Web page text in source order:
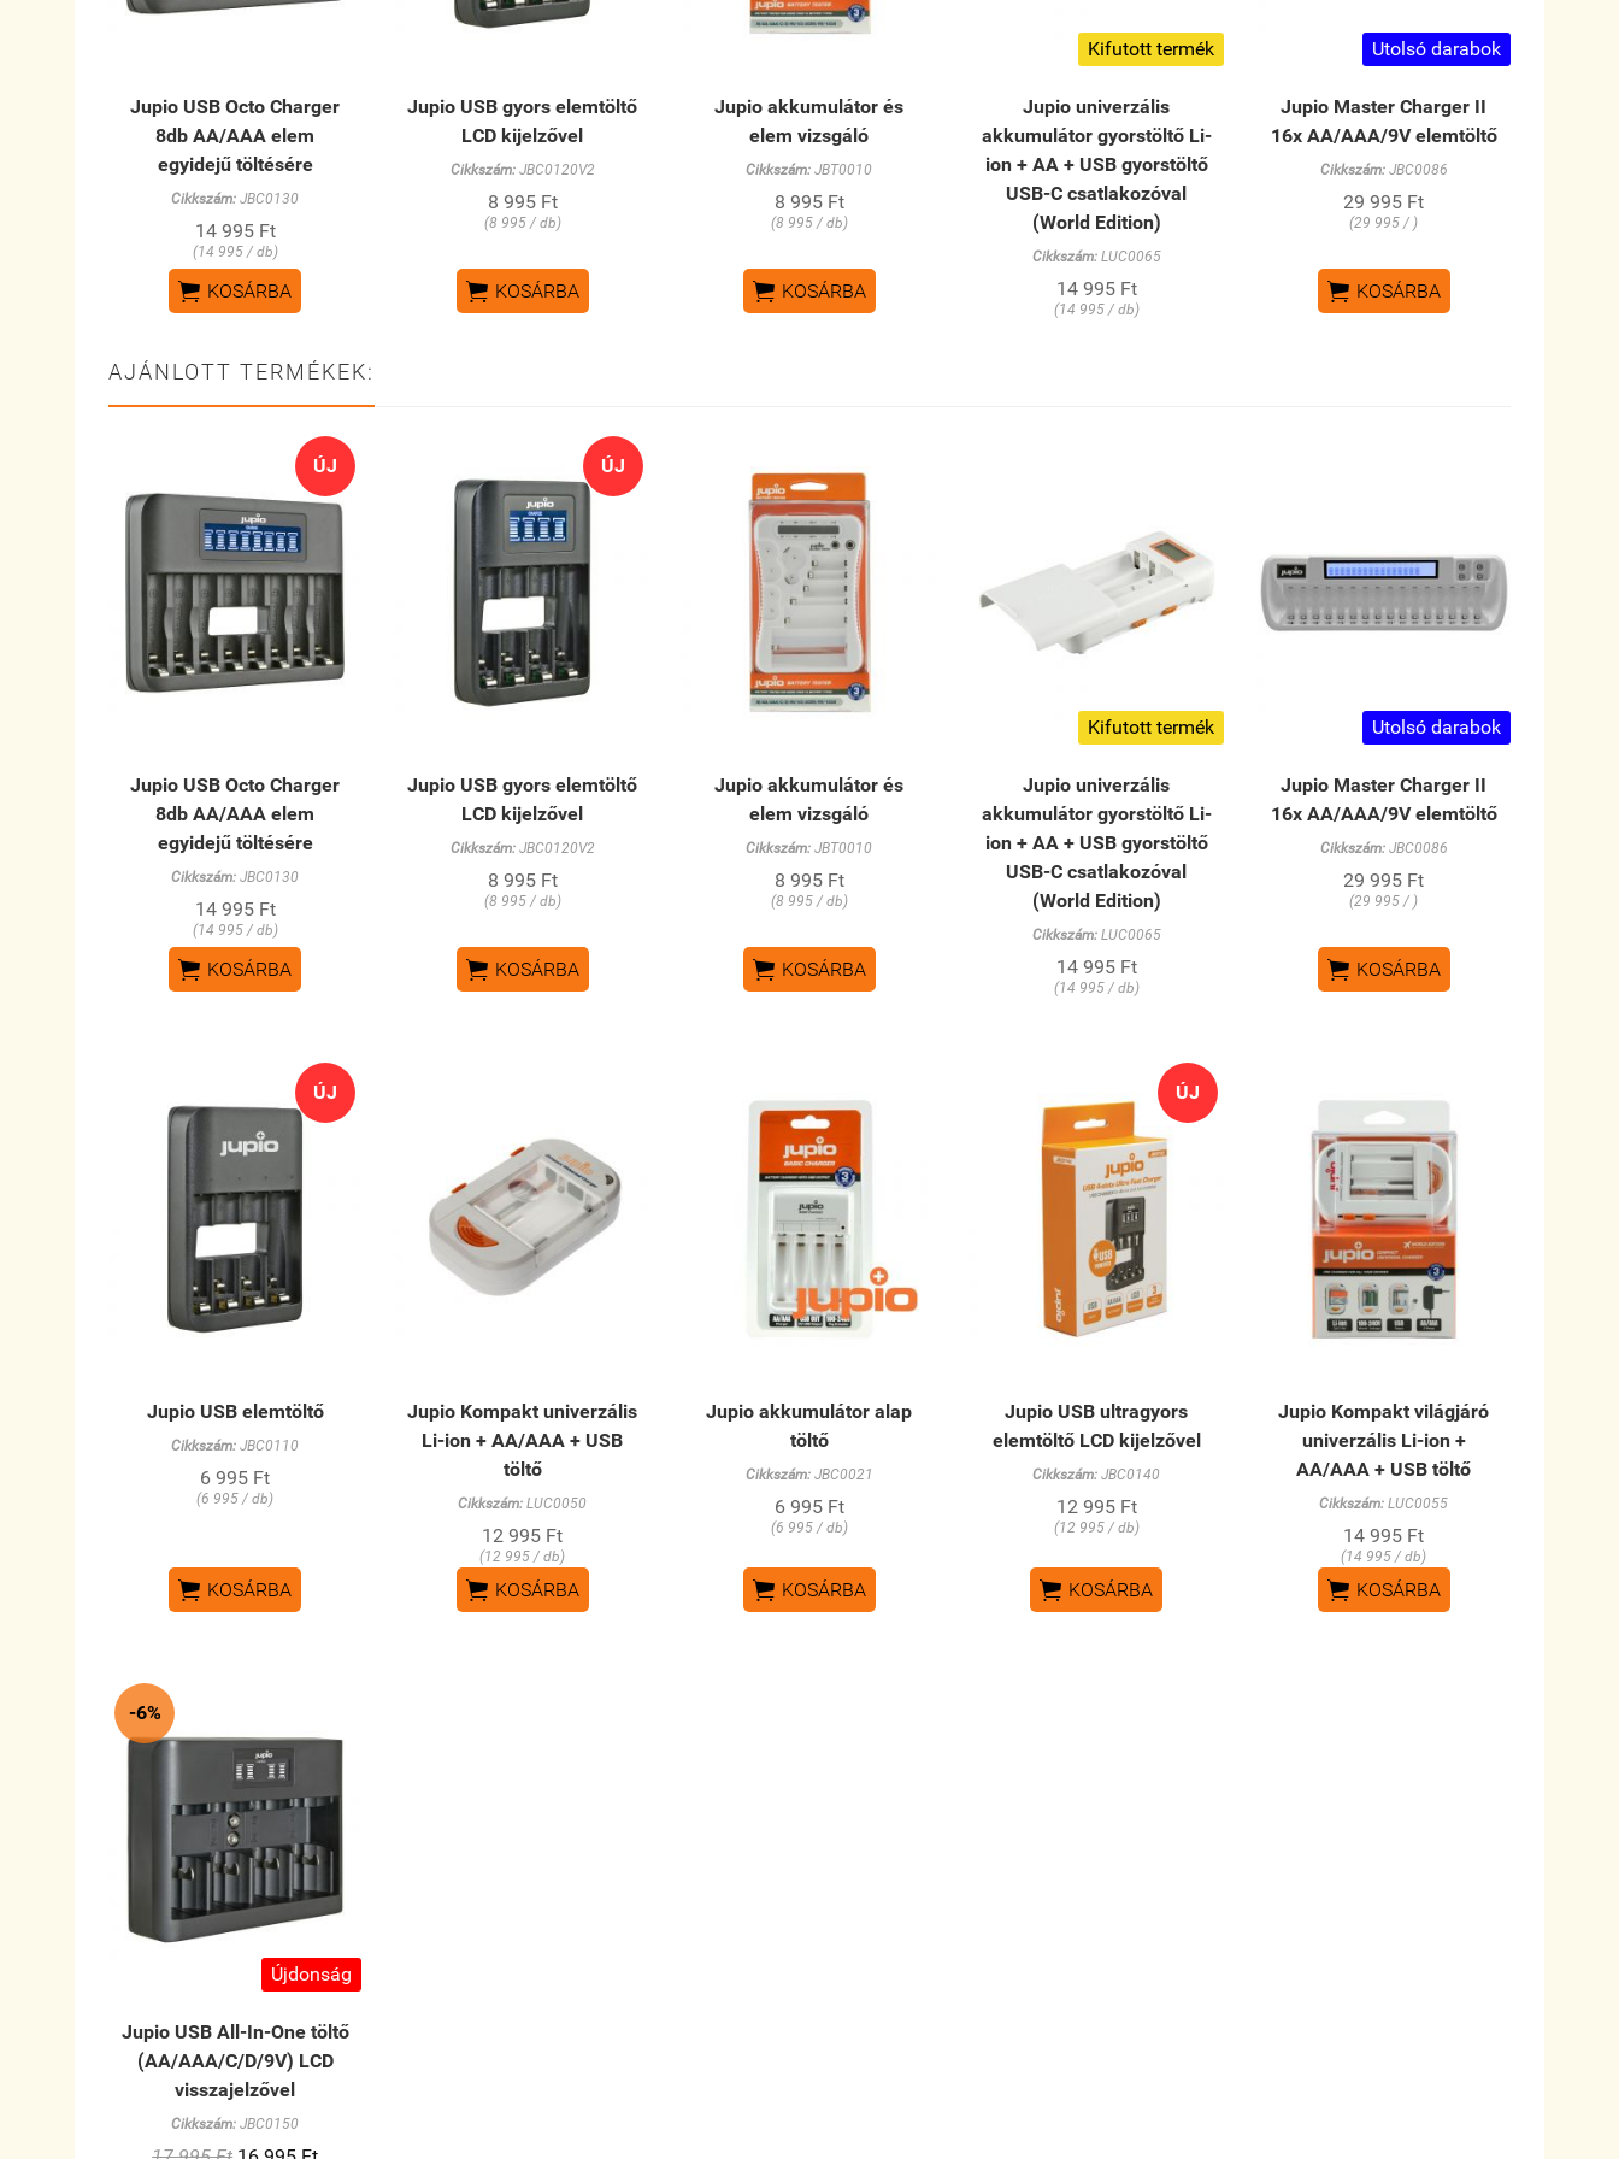
Jupio USB Octo Charger
8db AA/AAA elem
egyidejű töltésére
Cikkszám: JBC0130
14 995 Ft
(14 995 / db)
 KOSÁRBA
Jupio USB gyors elemtöltő
LCD kijelzővel
Cikkszám:JBC0120V2
8 995 Ft
(8 995 / db)
 KOSÁRBA
Jupio akkumulátor és
elem vizsgáló
Cikkszám: JBT0010
8 995 Ft
(8 995 / db)
 KOSÁRBA
Kifutott termék
Jupio univerzális
akkumulátor gyorstöltő Li-
ion + AA + USB gyorstöltő
USB-C csatlakozóval
(World Edition)
Cikkszám:LUC0065
14 995 Ft
(14 995 / db)
Utolsó darabok
Jupio Master Charger II
16x AA/AAA/9V elemtöltő
Cikkszám:JBC0086
29 995 Ft
(29 995 / )
 KOSÁRBA
AJÁNLOTT TERMÉKEK:
ÚJ
Jupio USB Octo Charger
8db AA/AAA elem
egyidejű töltésére
Cikkszám: JBC0130
14 995 Ft
(14 995 / db)
 KOSÁRBA
ÚJ
Jupio USB gyors elemtöltő
LCD kijelzővel
Cikkszám:JBC0120V2
8 995 Ft
(8 995 / db)
 KOSÁRBA
Jupio akkumulátor és
elem vizsgáló
Cikkszám: JBT0010
8 995 Ft
(8 995 / db)
 KOSÁRBA
Kifutott termék
Jupio univerzális
akkumulátor gyorstöltő Li-
ion + AA + USB gyorstöltő
USB-C csatlakozóval
(World Edition)
Cikkszám:LUC0065
14 995 Ft
(14 995 / db)
Utolsó darabok
Jupio Master Charger II
16x AA/AAA/9V elemtöltő
Cikkszám:JBC0086
29 995 Ft
(29 995 / )
 KOSÁRBA
ÚJ
Jupio USB elemtöltő
Cikkszám: JBC0110
6 995 Ft
(6 995 / db)
 KOSÁRBA
Jupio Kompakt univerzális
Li-ion + AA/AAA + USB
töltő
Cikkszám: LUC0050
12 995 Ft
(12 995 / db)
 KOSÁRBA
Jupio akkumulátor alap
töltő
Cikkszám:JBC0021
6 995 Ft
(6 995 / db)
 KOSÁRBA
ÚJ
Jupio USB ultragyors
elemtöltő LCD kijelzővel
Cikkszám: JBC0140
12 995 Ft
(12 995 / db)
 KOSÁRBA
Jupio Kompakt világjáró
univerzális Li-ion +
AA/AAA + USB töltő
Cikkszám: LUC0055
14 995 Ft
(14 995 / db)
 KOSÁRBA
-6%
Újdonság
Jupio USB All-In-One töltő
(AA/AAA/C/D/9V) LCD
visszajelzővel
Cikkszám: JBC0150